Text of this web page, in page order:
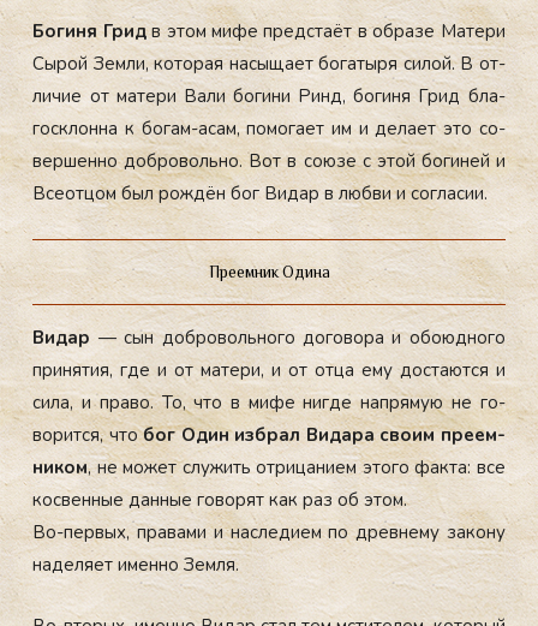
Бо­гиня Гридв этом ми­фе пред­ста­ёт в об­ра­зе Ма­тери
Сы­рой Зем­ли, ко­торая на­сыща­ет бо­гаты­ря си­лой. В от­
ли­чие от ма­тери Ва­ли бо­гини Ринд, бо­гиня Грид бла­
гос­клон­на к бо­гам-асам, по­мога­ет им и де­ла­ет это со­
вер­шенно доб­ро­воль­но. Вот в со­юзе с этой бо­гиней и
Все­от­цом был рож­дён бог Ви­дар в люб­ви и сог­ла­сии.
Преемник Одина
Ви­дар — сын доб­ро­воль­но­го до­гово­ра и обо­юд­но­го
при­нятия, где и от ма­тери, и от от­ца ему дос­та­ют­ся и
си­ла, и пра­во. То, что в ми­фе ниг­де нап­ря­мую не го­
ворит­ся, чтобог Один из­брал Ви­дара сво­им пре­ем­
ни­ком, не мо­жет слу­жить от­ри­цани­ем это­го фак­та: все
кос­венные дан­ные го­ворят как раз об этом.
Во-пер­вых, пра­вами и нас­ле­ди­ем по древ­не­му за­кону
на­деля­ет имен­но Зем­ля.